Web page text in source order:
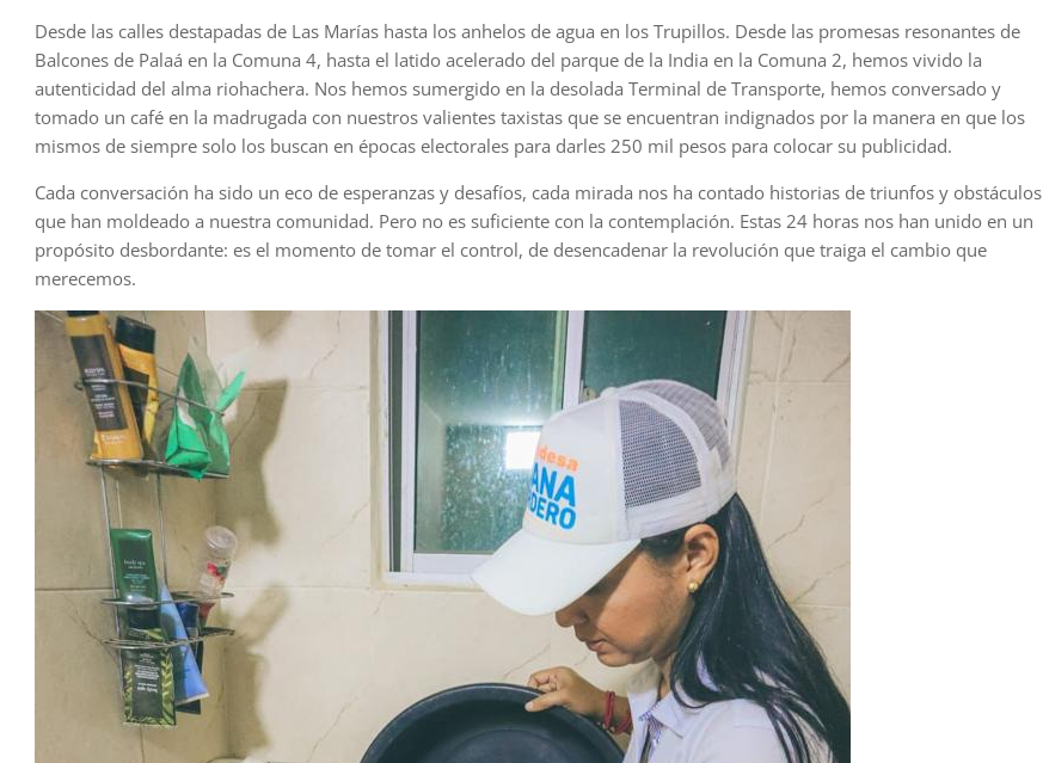
Desde las calles destapadas de Las Marías hasta los anhelos de agua en los Trupillos. Desde las promesas resonantes de
Balcones de Palaá en la Comuna 4, hasta el latido acelerado del parque de la India en la Comuna 2, hemos vivido la
autenticidad del alma riohachera. Nos hemos sumergido en la desolada Terminal de Transporte, hemos conversado y
tomado un café en la madrugada con nuestros valientes taxistas que se encuentran indignados por la manera en que los
mismos de siempre solo los buscan en épocas electorales para darles 250 mil pesos para colocar su publicidad.
Cada conversación ha sido un eco de esperanzas y desafíos, cada mirada nos ha contado historias de triunfos y obstáculos
que han moldeado a nuestra comunidad. Pero no es suficiente con la contemplación. Estas 24 horas nos han unido en un
propósito desbordante: es el momento de tomar el control, de desencadenar la revolución que traiga el cambio que
merecemos.